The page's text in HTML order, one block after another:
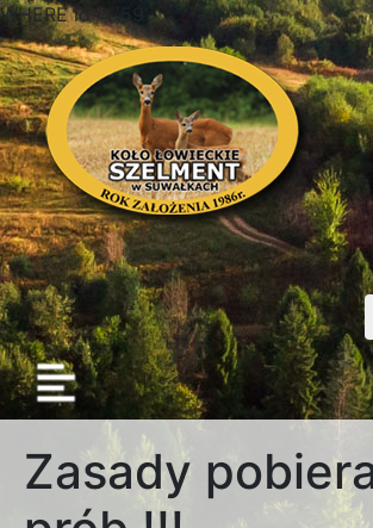
WHERE id = '59'
Zasady